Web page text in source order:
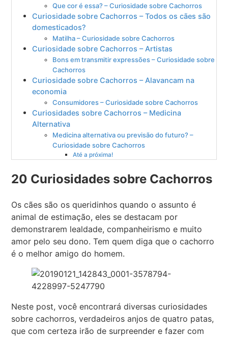
Que cor é essa? – Curiosidade sobre Cachorros
Curiosidade sobre Cachorros – Todos os cães são
domesticados?
Matilha – Curiosidade sobre Cachorros
Curiosidade sobre Cachorros – Artistas
Bons em transmitir expressões – Curiosidade sobre
Cachorros
Curiosidade sobre Cachorros – Alavancam na
economia
Consumidores – Curiosidade sobre Cachorros
Curiosidades sobre Cachorros – Medicina
Alternativa
Medicina alternativa ou previsão do futuro? –
Curiosidade sobre Cachorros
Até a próxima!
20 Curiosidades sobre Cachorros
Os cães são os queridinhos quando o assunto é
animal de estimação, eles se destacam por
demonstrarem lealdade, companheirismo e muito
amor pelo seu dono. Tem quem diga que o cachorro
é o melhor amigo do homem.
Neste post, você encontrará diversas curiosidades
sobre cachorros, verdadeiros anjos de quatro patas,
que com certeza irão de surpreender e fazer com